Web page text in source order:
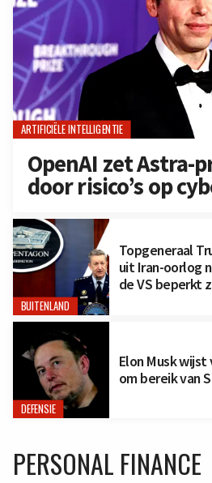
ARTIFICIËLE INTELLIGENTIE
OpenAI zet Astra-
door risico’s op
BUITENLAND
Topgeneraal
uit Iran-oorlog
de VS beperkt
DEFENSIE
Elon Musk
om bereik van
PERSONAL FINANCE